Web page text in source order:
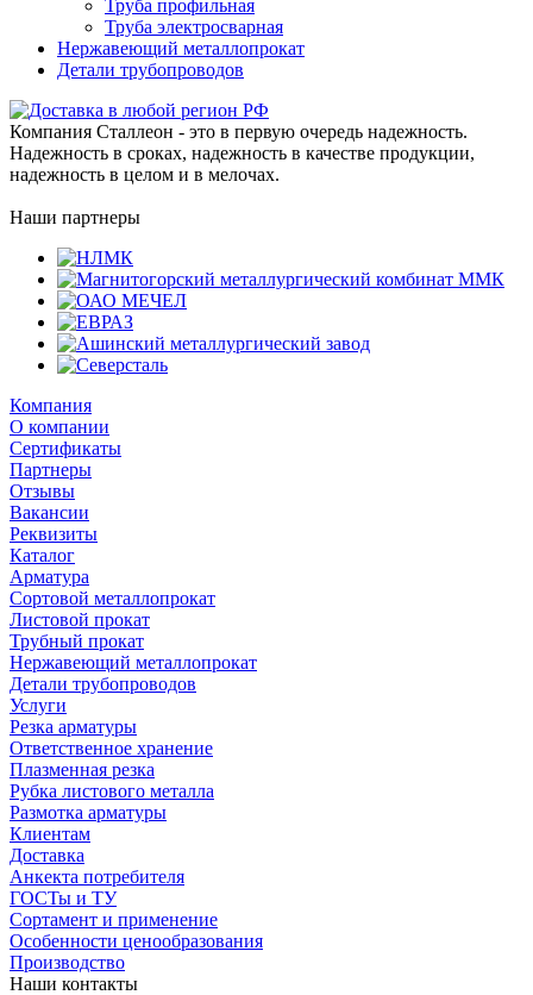
Труба профильная
Труба электросварная
Нержавеющий металлопрокат
Детали трубопроводов
Компания Сталлеон - это в первую очередь надежность.
Надежность в сроках, надежность в качестве продукции,
надежность в целом и в мелочах.
Наши партнеры
Компания
О компании
Сертификаты
Партнеры
Отзывы
Вакансии
Реквизиты
Каталог
Арматура
Сортовой металлопрокат
Листовой прокат
Трубный прокат
Нержавеющий металлопрокат
Детали трубопроводов
Услуги
Резка арматуры
Ответственное хранение
Плазменная резка
Рубка листового металла
Размотка арматуры
Клиентам
Доставка
Анкекта потребителя
ГОСТы и ТУ
Сортамент и применение
Особенности ценообразования
Производство
Наши контакты